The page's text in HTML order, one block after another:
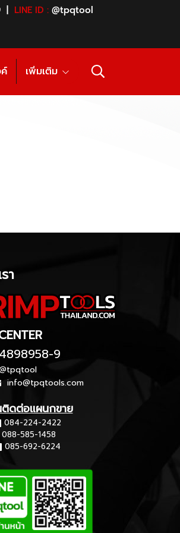
| LINE ID : @tpqtool
เพิ่มเติม
า
9
info@tpqtools.com
ดต่อแผนกขาย
084-224-2422
088-585-1458
085-692-6224